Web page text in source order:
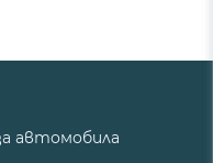
автомобила